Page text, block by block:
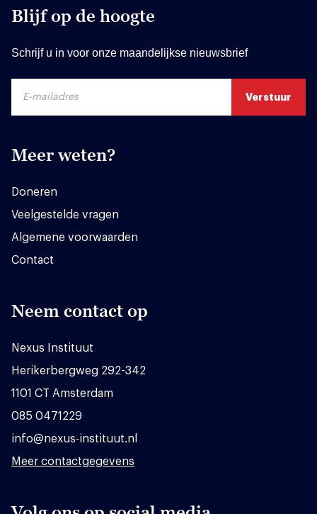
Blijf op de hoogte
Schrijf u in voor onze maandelijkse nieuwsbrief
Meer weten?
Doneren
Veelgestelde vragen
Algemene voorwaarden
Contact
Neem contact op
Nexus Instituut
Herikerbergweg 292-342
1101 CT Amsterdam
085 0471229
info@nexus-instituut.nl
Meer contactgegevens